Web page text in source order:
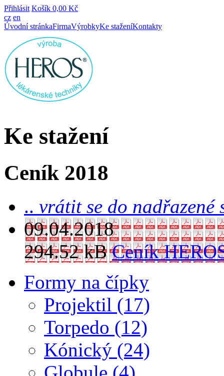
Přihlásit Košík 0,00 Kč
cz en
Úvodní stránkaFirmaVýrobkyKe staženíKontakty
Ke stažení
Ceník 2018
.. vrátit se do nadřazené
09.04.2018
294.52 kB Ceník
Formy na čípky
Projektil (17)
Torpedo (12)
Kónický (24)